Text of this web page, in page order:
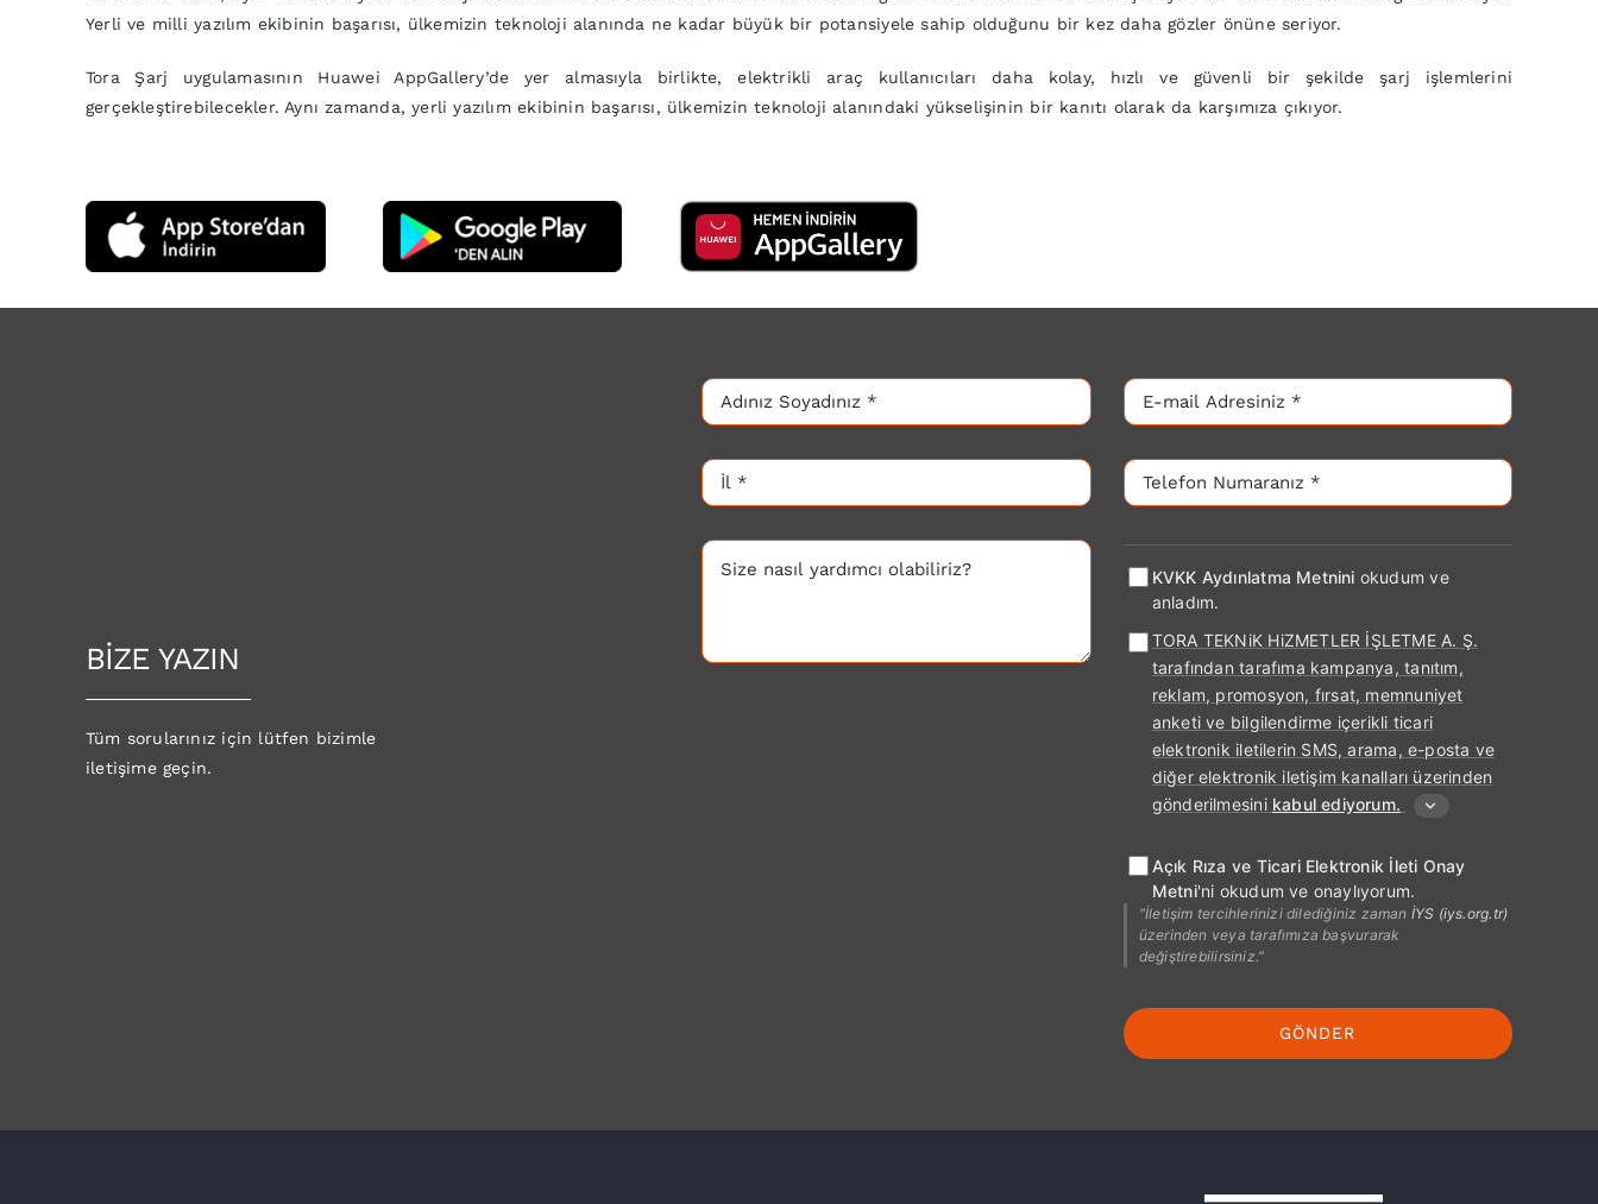
Yerli ve milli yazılım ekibinin başarısı, ülkemizin teknoloji alanında ne kadar büyük bir potansiyele sahip olduğunu bir kez daha gözler önüne seriyor.
Tora Şarj uygulamasının Huawei AppGallery’de yer almasıyla birlikte, elektrikli araç kullanıcıları daha kolay, hızlı ve güvenli bir şekilde şarj işlemlerini
gerçekleştirebilecekler. Aynı zamanda, yerli yazılım ekibinin başarısı, ülkemizin teknoloji alanındaki yükselişinin bir kanıtı olarak da karşımıza çıkıyor.
BİZE YAZIN
Tüm sorularınız için lütfen bizimle
iletişime geçin.
KVKK Aydınlatma Metnini okudum ve
anladım.
TORA TEKNiK HiZMETLER İŞLETME A. Ş.
tarafından tarafıma kampanya, tanıtım,
reklam, promosyon, fırsat, memnuniyet
anketi ve bilgilendirme içerikli ticari
elektronik iletilerin SMS, arama, e-posta ve
diğer elektronik iletişim kanalları üzerinden
gönderilmesini kabul ediyorum.
Açık Rıza ve Ticari Elektronik İleti Onay
Metni'ni okudum ve onaylıyorum.
"İletişim tercihlerinizi dilediğiniz zaman İYS (iys.org.tr)
üzerinden veya tarafımıza başvurarak
değiştirebilirsiniz."
GÖNDER